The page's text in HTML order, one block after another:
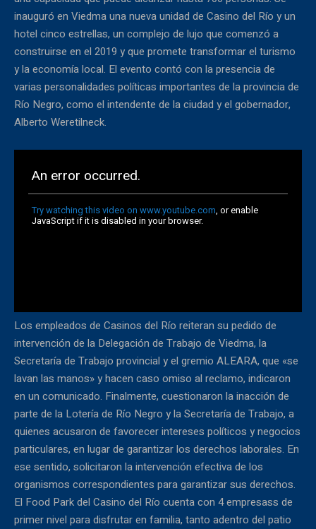
inauguró en Viedma una nueva unidad de Casino del Río y un
hotel cinco estrellas, un complejo de lujo que comenzó a
construirse en el 2019 y que promete transformar el turismo
y la economía local. El evento contó con la presencia de
varias personalidades políticas importantes de la provincia de
Río Negro, como el intendente de la ciudad y el gobernador,
Alberto Weretilneck.
Los empleados de Casinos del Río reiteran su pedido de
intervención de la Delegación de Trabajo de Viedma, la
Secretaría de Trabajo provincial y el gremio ALEARA, que «se
lavan las manos» y hacen caso omiso al reclamo, indicaron
en un comunicado. Finalmente, cuestionaron la inacción de
parte de la Lotería de Río Negro y la Secretaría de Trabajo, a
quienes acusaron de favorecer intereses políticos y negocios
particulares, en lugar de garantizar los derechos laborales. En
ese sentido, solicitaron la intervención efectiva de los
organismos correspondientes para garantizar sus derechos.
El Food Park del Casino del Río cuenta con 4 empresass de
primer nivel para disfrutar en familia, tanto adentro del patio